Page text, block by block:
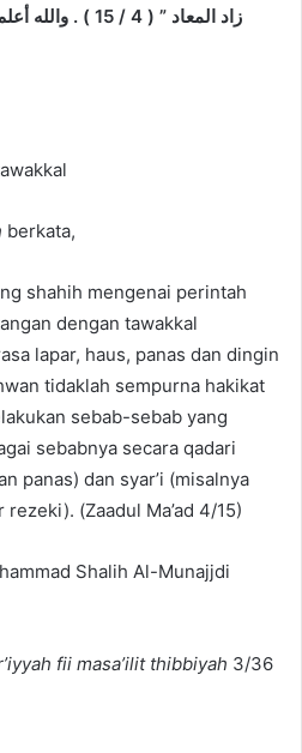
berkata,
shahih mengenai perintah
dengan tawakkal
lapar, haus, panas dan dingin
tidaklah sempurna hakikat
sebab-sebab yang
sebabnya secara qadari
panas) dan syar’i (misalnya
(Zaadul Ma’ad 4/15)
Shalih Al-Munajjdi
fii masa’ilit thibbiyah 3/36